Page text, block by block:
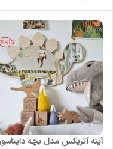
آینه آتریکس مدل بچه